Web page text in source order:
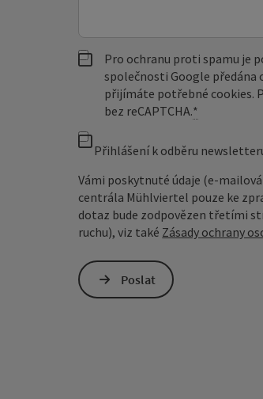
Pro ochranu proti spamu je
společnosti Google předána
přijímáte potřebné cookies.
bez reCAPTCHA.*
Přihlášení k odběru
Vámi poskytnuté údaje (e-
centrála Mühlviertel pouze ke
dotaz bude zodpovězen třetími
ruchu), viz také Zásady ochrany
Poslat